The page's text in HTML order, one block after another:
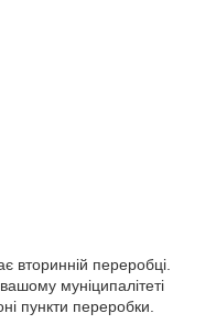
вторинній переробці.
муніципалітеті
пункти переробки.